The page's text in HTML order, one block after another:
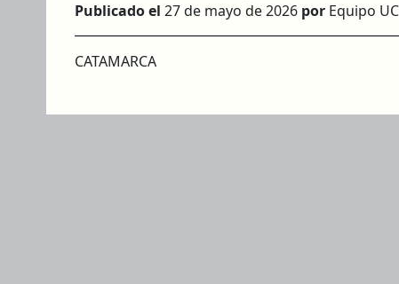
Publicado el 27 de mayo de 2026 por Equipo
CATAMARCA